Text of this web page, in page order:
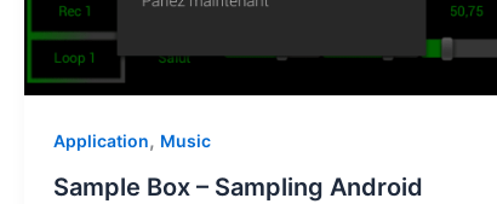
Application, Music
Sample Box – Sampling Android